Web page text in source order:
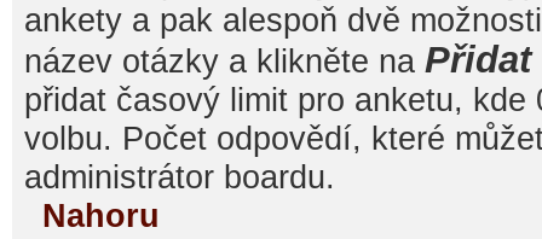
ankety a pak alespoň dvě
název otázky a klikněte na
přidat časový limit pro anketu, kde
volbu. Počet odpovědí, které
administrátor boardu.
Nahoru